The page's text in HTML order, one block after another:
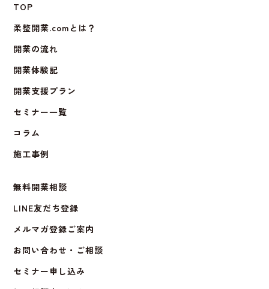
TOP
柔整開業.comとは？
開業の流れ
開業体験記
開業支援プラン
セミナー一覧
コラム
施工事例
無料開業相談
LINE友だち登録
メルマガ登録ご案内
お問い合わせ・ご相談
セミナー申し込み